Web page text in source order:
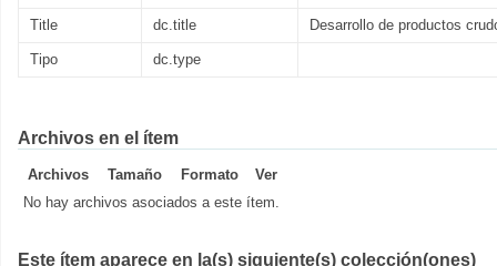
Title dc.title Desarrollo de productos
Tipo dc.type
Archivos en el ítem
Archivos Tamaño Formato
Ver
No hay archivos asociados a este ítem.
Este ítem aparece en la(s) siguiente(s) colección(ones)